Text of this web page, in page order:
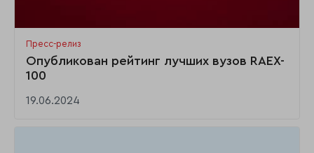
Пресс-релиз
Опубликован рейтинг лучших вузов RAEX-
100
19.06.2024